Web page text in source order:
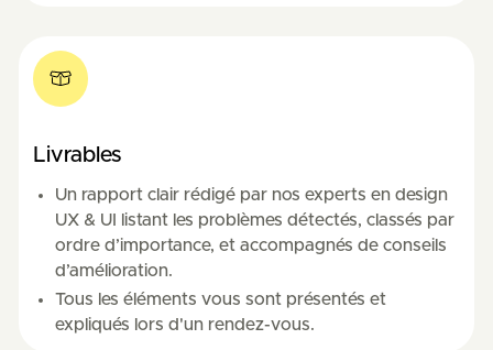
Livrables
Un rapport clair rédigé par nos experts en design
UX & UI listant les problèmes détectés, classés par
ordre d’importance, et accompagnés de conseils
d’amélioration.
Tous les éléments vous sont présentés et
expliqués lors d'un rendez-vous.